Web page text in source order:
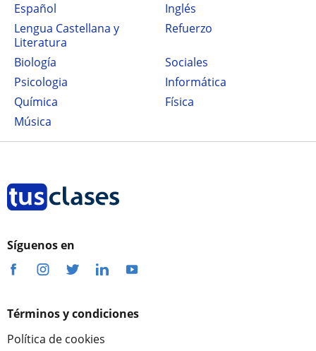
Español
Inglés
Lengua Castellana y
Literatura
Refuerzo
Biología
Sociales
Psicologia
Informática
Química
Física
Música
Síguenos en
Términos y condiciones
Política de cookies